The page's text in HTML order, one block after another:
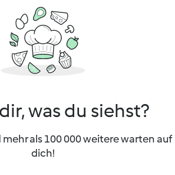
was du siehst?
mehr als 100 000 weitere warten auf
dich!